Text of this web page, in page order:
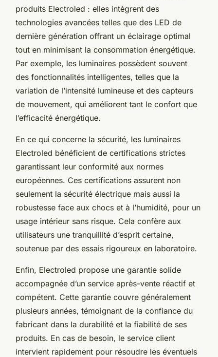
produits Electroled : elles intègrent des
technologies avancées telles que des LED de
dernière génération offrant un éclairage optimal
tout en minimisant la consommation énergétique.
Par exemple, les luminaires possèdent souvent
des fonctionnalités intelligentes, telles que la
variation de l’intensité lumineuse et des capteurs
de mouvement, qui améliorent tant le confort que
l’efficacité énergétique.
En ce qui concerne la sécurité, les luminaires
Electroled bénéficient de certifications strictes
garantissant leur conformité aux normes
européennes. Ces certifications assurent non
seulement la sécurité électrique mais aussi la
robustesse face aux chocs et à l’humidité, pour un
usage intérieur sans risque. Cela confère aux
utilisateurs une tranquillité d’esprit certaine,
soutenue par des essais rigoureux en laboratoire.
Enfin, Electroled propose une garantie solide
accompagnée d’un service après-vente réactif et
compétent. Cette garantie couvre généralement
plusieurs années, témoignant de la confiance du
fabricant dans la durabilité et la fiabilité de ses
produits. En cas de besoin, le service client
intervient rapidement pour résoudre les éventuels